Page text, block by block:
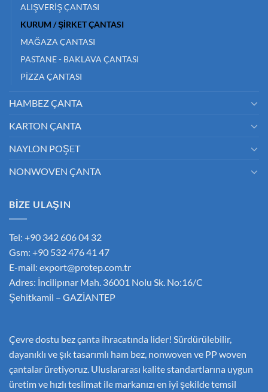
ALIŞVERİŞ ÇANTASI
KURUM / ŞİRKET ÇANTASI
MAĞAZA ÇANTASI
PASTANE - BAKLAVA ÇANTASI
PİZZA ÇANTASI
HAMBEZ ÇANTA
KARTON ÇANTA
NAYLON POŞET
NONWOVEN ÇANTA
BİZE ULAŞIN
Tel: +90 342 606 04 32
Gsm: +90 532 476 41 47
E-mail: export@protep.com.tr
Adres: İncilipınar Mah. 36001 Nolu Sk. No:16/C
Şehitkamil – GAZİANTEP
Çevre dostu bez çanta ihracatında lider! Sürdürülebilir,
dayanıklı ve şık tasarımlı ham bez, nonwoven ve PP woven
çantalar üretiyoruz. Uluslararası kalite standartlarına uygun
üretim ve hızlı teslimat ile markanızı en iyi şekilde temsil